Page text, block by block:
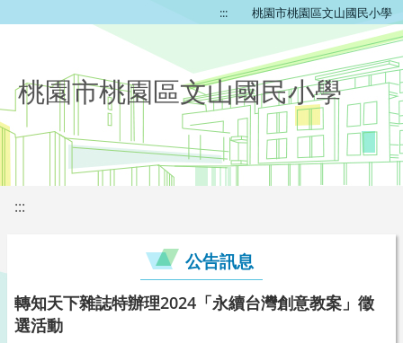
::: 桃園市桃園區文山國民小學
桃園市桃園區文山國民小學
:::
公告訊息
轉知天下雜誌特辦理2024「永續台灣創意教案」徵
選活動